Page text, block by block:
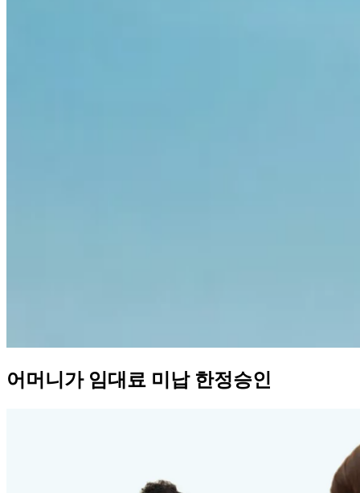
어머니가 임대료 미납 한정승인